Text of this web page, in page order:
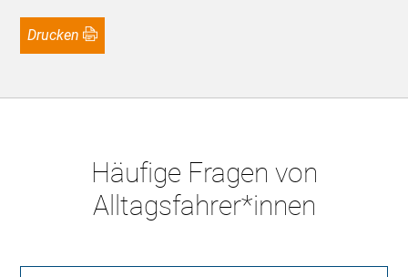
Drucken
Häufige Fragen von
Alltagsfahrer*innen